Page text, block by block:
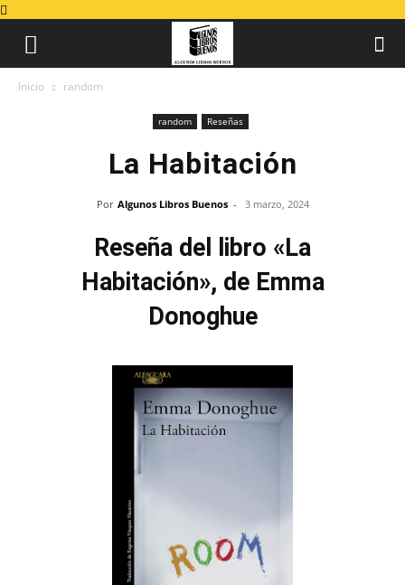
Inicio random
random Reseñas
La Habitación
Por Algunos Libros Buenos - 3 marzo, 2024
Reseña del libro «La
Habitación», de Emma
Donoghue